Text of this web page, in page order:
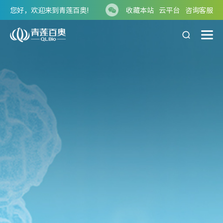
您好，欢迎来到青莲百奥! 收藏本站 云平台 咨询客服